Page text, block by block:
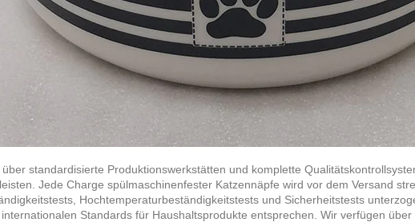
standardisierte Produktionswerkstätten und komplette
Jede Charge spülmaschinenfester Katzennäpfe wird vor dem Versand
Hochtemperaturbeständigkeitstests und Sicherheitstests
Standards für Haushaltsprodukte entsprechen. Wir verfügen